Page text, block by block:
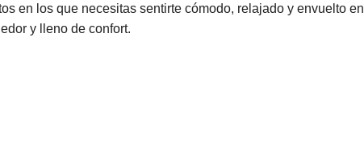
en los que necesitas sentirte cómodo, relajado y envuelto
y lleno de confort.